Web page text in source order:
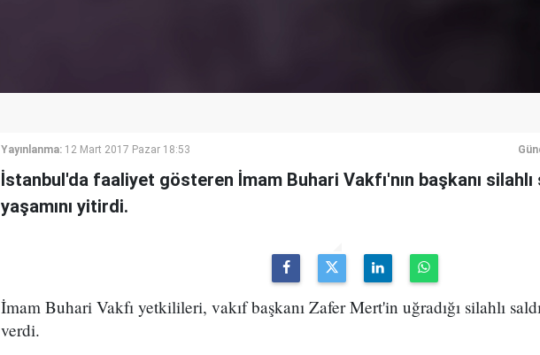
Yayınlanma: 12 Mart 2017 Pazar 18:53
İstanbul'da faaliyet gösteren İmam Buhari Vakfı'nın başkanı silahlı
yaşamını yitirdi.
İmam Buhari Vakfı yetkilileri, vakıf başkanı Zafer Mert'in uğradığı silahlı
verdi.